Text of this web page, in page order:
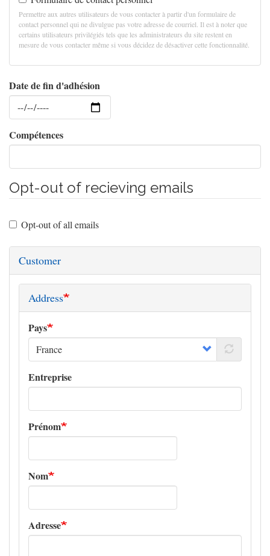
Permettre aux autres utilisateurs de vous contacter à partir d'un formulaire de
contact personnel qui ne divulgue pas votre adresse de courriel. Il est à noter que
certains utilisateurs privilégiés tels que les administrateurs du site restent en
mesure de vous contacter même si vous décidez de désactiver cette fonctionnalité.
Date de fin d'adhésion
Date
Compétences
Opt-out of recieving emails
Opt-out of all emails
Customer
Address
Pays
Entreprise
Prénom
Nom
Adresse